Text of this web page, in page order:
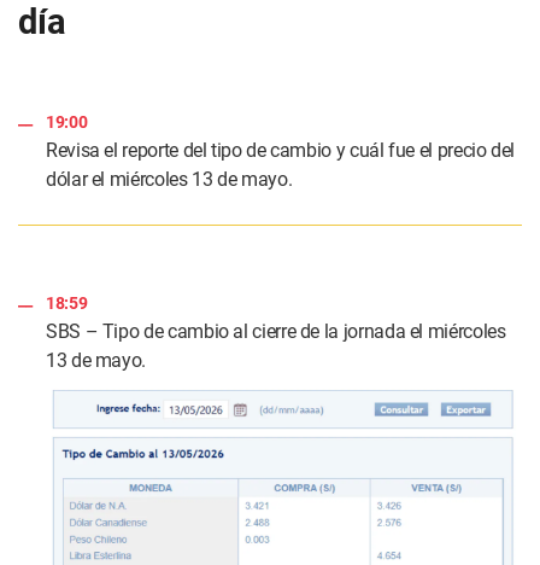
1
m
e
e
d
día
19:00
Revisa el reporte del tipo de cambio y cuál fue el precio del
dólar el miércoles 13 de mayo.
18:59
SBS – Tipo de cambio al cierre de la jornada el miércoles
13 de mayo.